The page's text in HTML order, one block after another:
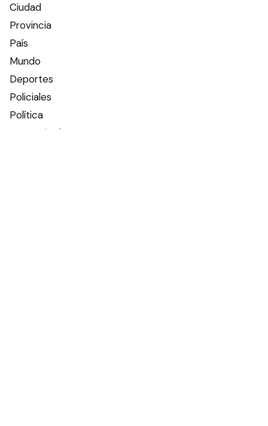
Ciudad
Provincia
País
Mundo
Deportes
Policiales
Política
Espectáculos